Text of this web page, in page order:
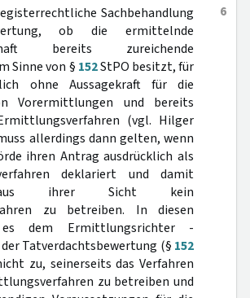
6
Sachbehandlung
ob die ermittelnde
bereits zureichende
Sinne von § 152StPO besitzt, für
ohne Aussagekraft für die
Vorermittlungen und bereits
(vgl. Hilger
allerdings dann gelten, wenn
ihren Antrag ausdrücklich als
deklariert und damit
aus ihrer Sicht kein
zu betreiben. In diesen
dem Ermittlungsrichter -
Tatverdachtsbewertung (§ 152
zu, seinerseits das Verfahren
zu betreiben und